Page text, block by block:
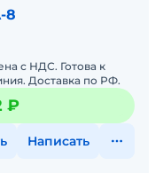
8
с НДС. Готова к
Доставка по РФ.
₽
Написать